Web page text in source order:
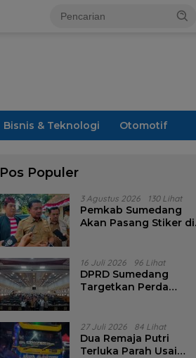
Bisnis & Teknologi Otomotif
Pos Populer
3 Agustus 2026 130 Lihat
Pemkab Sumedang
Akan Pasang Stiker di
16 Juli 2026 96 Lihat
DPRD Sumedang
Targetkan Perda
Pencalonan Diperjelas
27 Juli 2026 84 Lihat
Dua Remaja Putri
Terluka Parah Usai